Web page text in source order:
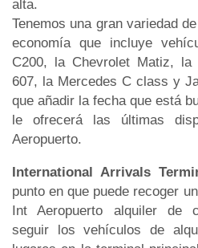
alta.
Tenemos una gran variedad
economía que incluye
C200, la Chevrolet Matiz, la
607, la Mercedes C class y
que añadir la fecha que está
le ofrecerá las últimas
Aeropuerto.
International Arrivals
punto en que puede recoger
Int Aeropuerto alquiler de
seguir los vehículos de